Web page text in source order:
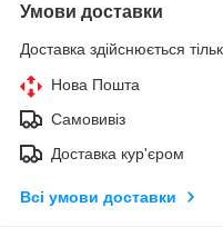
Умови доставки
Доставка здійснюється
Нова Пошта
Самовивіз
Доставка кур'єром
Всі умови доставки